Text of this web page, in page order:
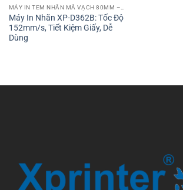
Máy In Nhãn XP-D362B: Tốc Độ
152mm/s, Tiết Kiệm Giấy, Dễ
Dùng